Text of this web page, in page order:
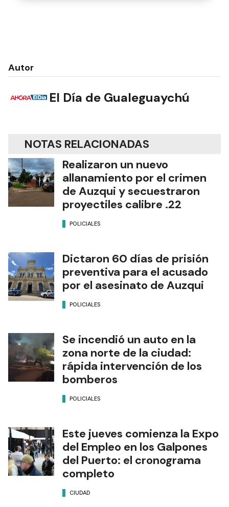
Autor
El Día de Gualeguaychú
NOTAS RELACIONADAS
Realizaron un nuevo
allanamiento por el crimen
de Auzqui y secuestraron
proyectiles calibre .22
POLICIALES
Dictaron 60 días de prisión
preventiva para el acusado
por el asesinato de Auzqui
POLICIALES
Se incendió un auto en la
zona norte de la ciudad:
rápida intervención de los
bomberos
POLICIALES
Este jueves comienza la Expo
del Empleo en los Galpones
del Puerto: el cronograma
completo
CIUDAD